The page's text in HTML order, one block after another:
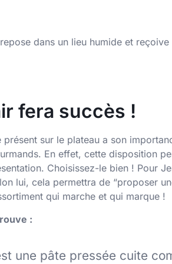
dans un lieu humide et
fera succès !
sur le plateau a son
En effet, cette disposition
Choisissez-le bien ! Pour
lui, cela permettra de “proposer
qui marche et qui marque !
:
une pâte pressée cuite